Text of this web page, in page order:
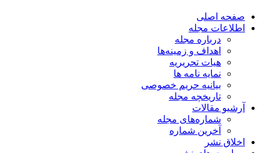
صفحه اصلی
اطلاعات مجله
درباره مجله
اهداف و زمینه‌ها
هیات تحریریه
نمایه نامه ها
بیانیه حریم خصوصی
تاریخچه مجله
آرشیو مقالات
شماره‌های مجله
آخرین شماره
اخلاق نشر